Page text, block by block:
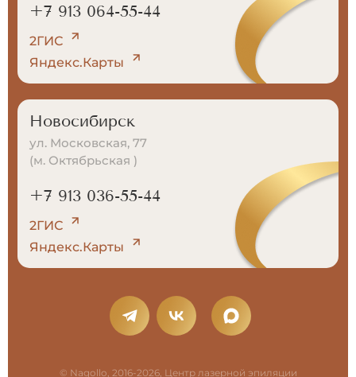
© Nagollo, 2016-2026, Центр лазерной эпиляции
+7 913 064-55-44
2ГИС
Яндекс.Карты
Новосибирск
ул. Московская, 77
(м. Октябрьская )
+7 913 036-55-44
2ГИС
Яндекс.Карты